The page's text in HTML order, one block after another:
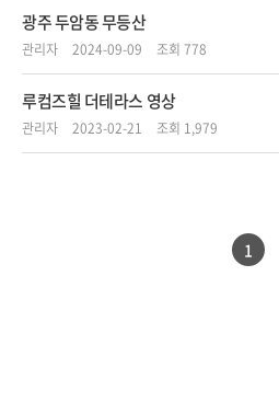
광주 두암동 무등산
관리자 2024-09-09 조회 778
루컴즈힐 더테라스 영상
관리자 2023-02-21 조회 1,979
1